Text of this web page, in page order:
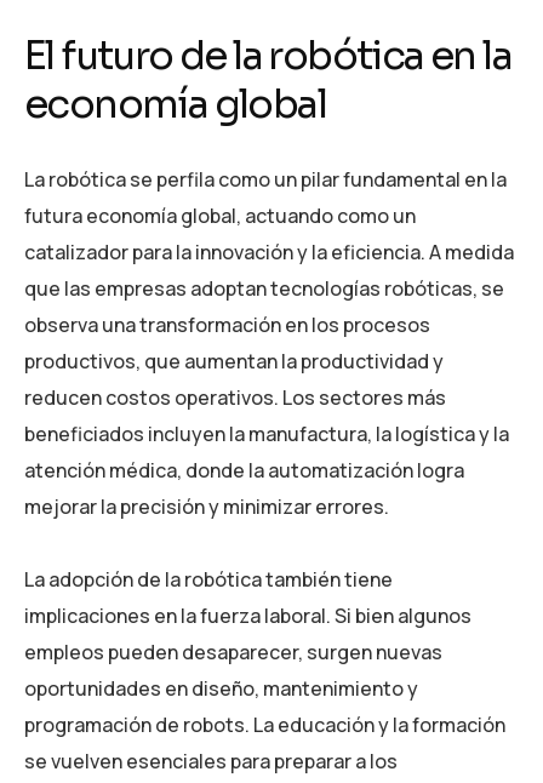
El futuro de la robótica en la
economía global
La robótica se perfila como un pilar fundamental en la
futura economía global, actuando como un
catalizador para la innovación y la eficiencia. A medida
que las empresas adoptan tecnologías robóticas, se
observa una transformación en los procesos
productivos, que aumentan la productividad y
reducen costos operativos. Los sectores más
beneficiados incluyen la manufactura, la logística y la
atención médica, donde la automatización logra
mejorar la precisión y minimizar errores.
La adopción de la robótica también tiene
implicaciones en la fuerza laboral. Si bien algunos
empleos pueden desaparecer, surgen nuevas
oportunidades en diseño, mantenimiento y
programación de robots. La educación y la formación
se vuelven esenciales para preparar a los